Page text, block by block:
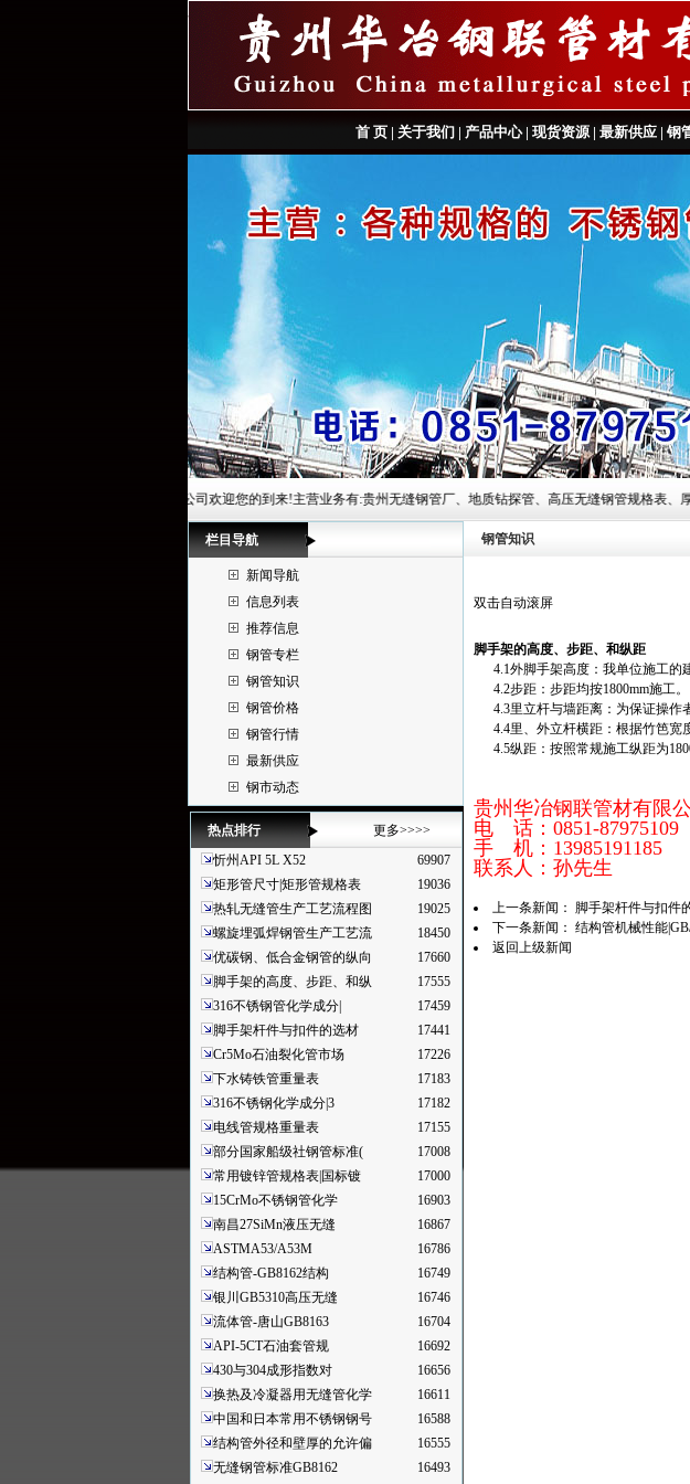
首 页 | 关于我们 | 产品中心| 现货资源| 最新供应 | 钢
贵州华冶钢联管材有限公司欢迎您的到来!主营业务有:贵州无缝钢管厂、地质钻探管、高压无缝钢管规格表、
栏目导航
新闻导航
信息列表
推荐信息
钢管专栏
钢管知识
钢管价格
钢管行情
最新供应
钢市动态
热点排行
更多>>>>
忻州API 5L X52
69907
矩形管尺寸|矩形管规格表
19036
热轧无缝管生产工艺流程图
19025
螺旋埋弧焊钢管生产工艺流
18450
优碳钢、低合金钢管的纵向
17660
脚手架的高度、步距、和纵
17555
316不锈钢管化学成分|
17459
脚手架杆件与扣件的选材
17441
Cr5Mo石油裂化管市场
17226
下水铸铁管重量表
17183
316不锈钢化学成分|3
17182
电线管规格重量表
17155
部分国家船级社钢管标准(
17008
常用镀锌管规格表|国标镀
17000
15CrMo不锈钢管化学
16903
南昌27SiMn液压无缝
16867
ASTMA53/A53M
16786
结构管-GB8162结构
16749
银川GB5310高压无缝
16746
流体管-唐山GB8163
16704
API-5CT石油套管规
16692
430与304成形指数对
16656
换热及冷凝器用无缝管化学
16611
中国和日本常用不锈钢钢号
16588
结构管外径和壁厚的允许偏
16555
无缝钢管标准GB8162
16493
钢管知识
双击自动滚屏
脚手架的高度、步距、和纵距
4.1外脚手架高度：我单位施工的
4.2步距：步距均按1800mm施工。
4.3里立杆与墙距离：为保证操作
4.4里、外立杆横距：根据竹笆宽
4.5纵距：按照常规施工纵距为
贵州华冶钢联管材有限
电 话：0851-87975109
手 机：13985191185
联系人：孙先生
上一条新闻：
脚手架杆件与扣件
下一条新闻： 结构管机械性能
返回上级新闻